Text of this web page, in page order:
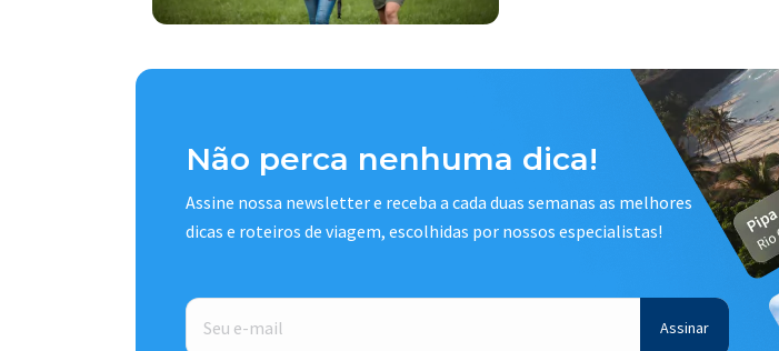
Não perca nenhuma dica!
Assine nossa newsletter e receba a cada duas semanas as melhores
dicas e roteiros de viagem, escolhidas por nossos especialistas!
E-
mail *